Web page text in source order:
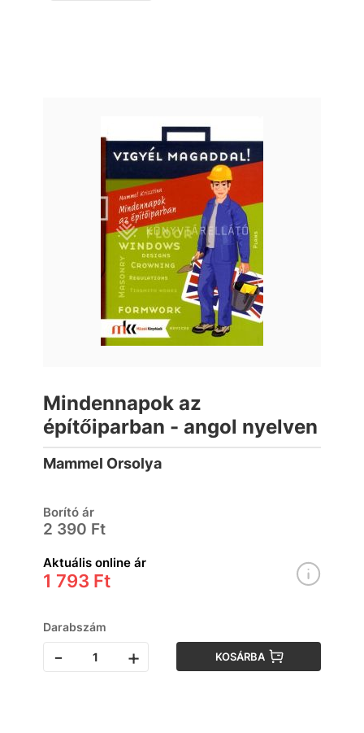
Mindennapok az
építőiparban - angol nyelven
Mammel Orsolya
Borító ár
2 390 Ft
Aktuális online ár
1 793 Ft
Darabszám
- + KOSÁRBA